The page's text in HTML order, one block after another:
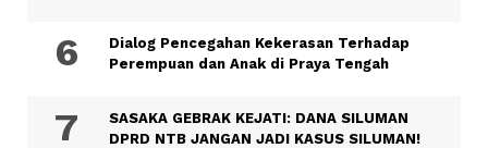
Dialog Pencegahan Kekerasan Terhadap
Perempuan dan Anak di Praya Tengah
SASAKA GEBRAK KEJATI: DANA SILUMAN
DPRD NTB JANGAN JADI KASUS SILUMAN!